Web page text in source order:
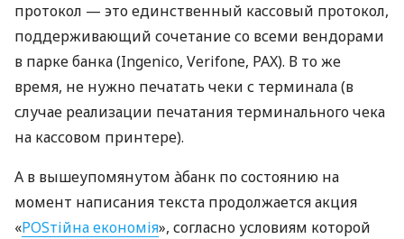
протокол — это единственный кассовый протокол,
поддерживающий сочетание со всеми вендорами
в парке банка (Ingenico, Verifone, PAX). В то же
время, не нужно печатать чеки с терминала (в
случае реализации печатания терминального чека
на кассовом принтере).
А в вышеупомянутом àбанк по состоянию на
момент написания текста продолжается акция
«POSтійна економія», согласно условиям которой